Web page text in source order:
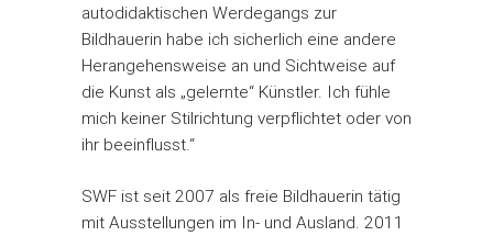
autodidaktischen Werdegangs zur
Bildhauerin habe ich sicherlich eine andere
Herangehensweise an und Sichtweise auf
die Kunst als „gelernte“ Künstler. Ich fühle
mich keiner Stilrichtung verpflichtet oder von
ihr beeinflusst.“
SWF ist seit 2007 als freie Bildhauerin tätig
mit Ausstellungen im In- und Ausland. 2011